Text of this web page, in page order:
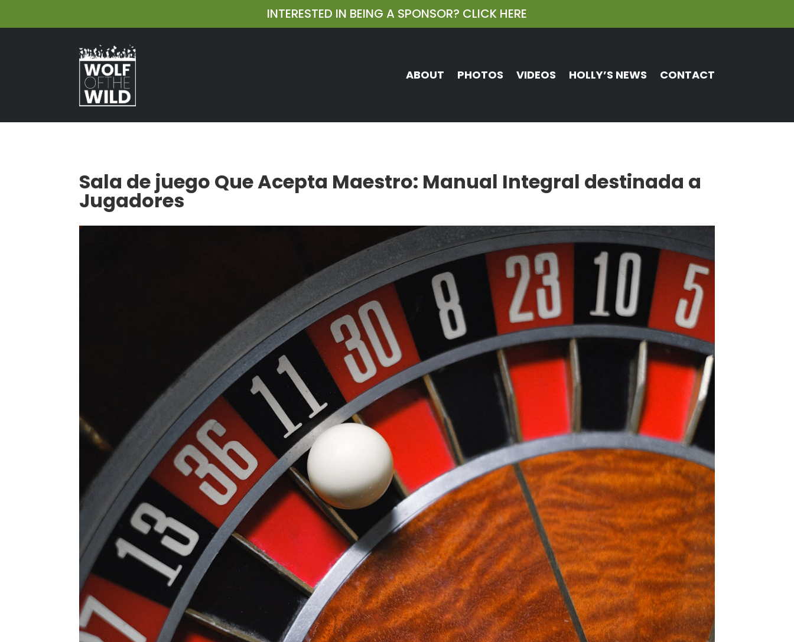
INTERESTED IN BEING A SPONSOR? CLICK HERE
ABOUT PHOTOS VIDEOS HOLLY’S NEWS CONTACT
Sala de juego Que Acepta Maestro: Manual Integral destinada a
Jugadores